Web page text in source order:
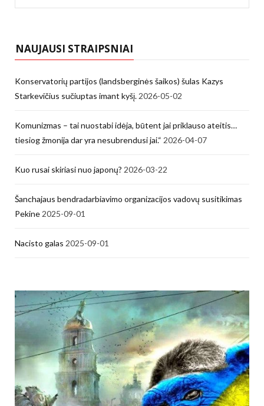
NAUJAUSI STRAIPSNIAI
Konservatorių partijos (landsberginės šaikos) šulas Kazys
Starkevičius sučiuptas imant kyšį. 2026-05-02
Komunizmas – tai nuostabi idėja, būtent jai priklauso ateitis…
tiesiog žmonija dar yra nesubrendusi jai.“ 2026-04-07
Kuo rusai skiriasi nuo japonų? 2026-03-22
Šanchajaus bendradarbiavimo organizacijos vadovų susitikimas
Pekine 2025-09-01
Nacisto galas 2025-09-01